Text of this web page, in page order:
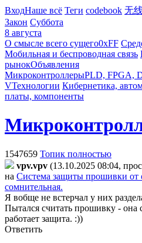
ВходНаше всё Теги codebook 无
Закон Суббота
8 августа
О смысле всего сущего0xFF
Мобильная и беспроводная связь
рынокОбъявления
МикроконтроллерыPLD, FPGA,
VТехнологии Кибернетика,
платы, компоненты
1547659 Топик полностью
vpv.vpv (13.10.2025 08:04,
на Система защиты прошивки от
сомнительная.
Я вобще не встерчал у них
Пытался считать прошивку - она
работает защита. :))
Ответить